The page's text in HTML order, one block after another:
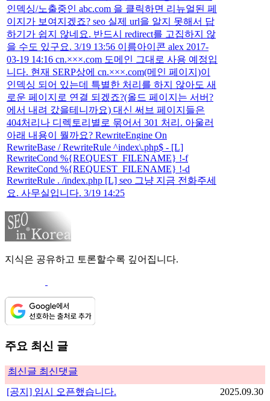
인덱싱/노출중인 abc.com 을 클릭하면 리뉴얼된 페
이지가 보여지겠죠? seo 실제 url을 알지 못해서 답
하기가 쉽지 않네요. 반드시 redirect를 고집하지 않
을 수도 있구요. 3/19 13:56 이름아이콘 alex 2017-
03-19 14:16 cn.×××.com 도메인 그대로 사용 예정입
니다. 현재 SERP상에 cn.×××.com(메인 페이지)이
인덱싱 되어 있는데 특별한 처리를 하지 않아도 새
로운 페이지로 연결 되겠죠?(올드 페이지는 서버?
에서 내려 갔을테니까요) 대신 써브 페이지들은
404처리나 디렉토리별로 묶어서 301 처리. 아울러
아래 내용이 뭘까요? RewriteEngine On
RewriteBase / RewriteRule ^index\.php$ - [L]
RewriteCond %{REQUEST_FILENAME} !-f
RewriteCond %{REQUEST_FILENAME} !-d
RewriteRule . /index.php [L] seo 그냥 지금 전화주세
요. 사무실입니다. 3/19 14:25
지식은 공유하고 토론할수록 깊어집니다.
주요 최신 글
최신글 최신댓글
[공지] 임시 오픈했습니다.
2025.09.30